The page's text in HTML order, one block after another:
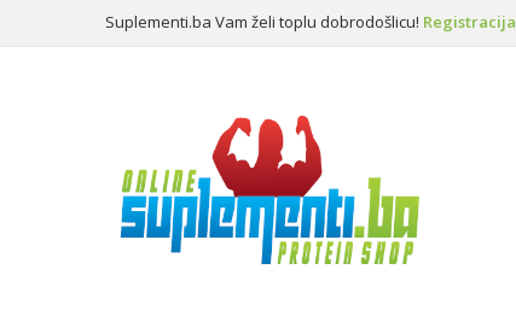
Suplementi.ba Vam želi toplu dobrodošlicu! Registracija